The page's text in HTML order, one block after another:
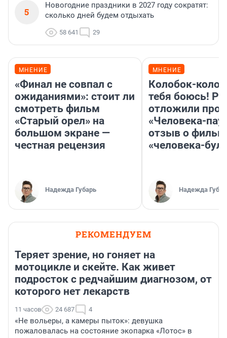
5
Новогодние праздники в 2027 году сократят:
сколько дней будем отдыхать
58 641 29
МНЕНИЕ
«Финал не совпал с
ожиданиями»: стоит ли
смотреть фильм
«Старый орел» на
большом экране —
честная рецензия
Надежда Губарь
МНЕНИЕ
Колобок-
тебя боюсь!
отложили
«Человека-
отзыв о
«человека-
Надежда
РЕКОМЕНДУЕМ
Теряет зрение, но гоняет на
мотоцикле и скейте. Как живет
подросток с редчайшим диагнозом, от
которого нет лекарств
11 часов 24 687 4
«Не вольеры, а камеры пыток»: девушка
пожаловалась на состояние экопарка «Лотос» в